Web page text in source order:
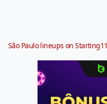
São Paulo lineups on Starting11